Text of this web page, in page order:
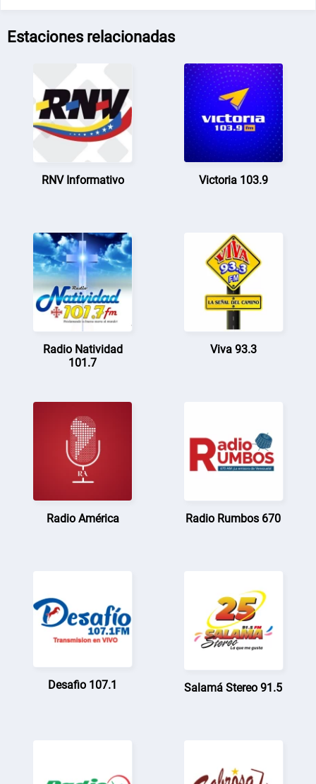
Estaciones relacionadas
RNV Informativo Victoria 103.9
Radio Natividad
101.7
Viva 93.3
Radio América Radio Rumbos 670
Desafio 107.1 Salamá Stereo 91.5